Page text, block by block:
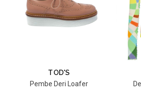
TOD'S
Pembe Deri Loafer